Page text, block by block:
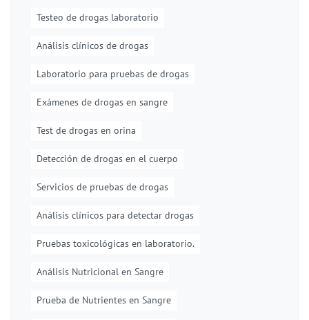
Testeo de drogas laboratorio
Análisis clínicos de drogas
Laboratorio para pruebas de drogas
Exámenes de drogas en sangre
Test de drogas en orina
Detección de drogas en el cuerpo
Servicios de pruebas de drogas
Análisis clínicos para detectar drogas
Pruebas toxicológicas en laboratorio.
Análisis Nutricional en Sangre
Prueba de Nutrientes en Sangre